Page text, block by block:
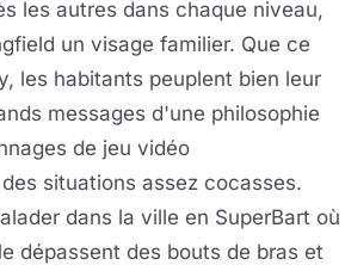
les autres dans chaque niveau,
un visage familier. Que ce
les habitants peuplent bien leur
messages d'une philosophie
de jeu vidéo
situations assez cocasses.
dans la ville en SuperBart où
dépassent des bouts de bras et